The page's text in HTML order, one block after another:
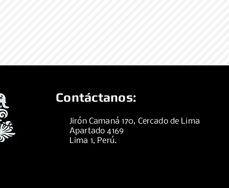
Contáctanos:
Jirón Camaná 170, Cercado de Lima
Apartado 4169
Lima 1, Perú.